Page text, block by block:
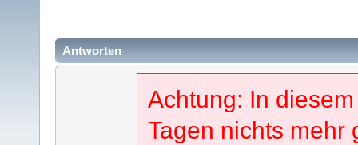
Antworten
Achtung: In
Tagen nichts mehr